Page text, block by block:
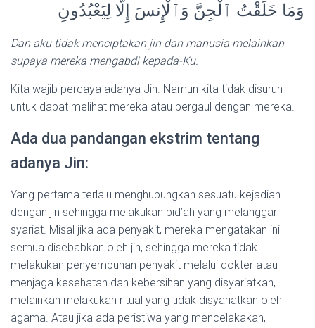
وَمَا خَلَقْتُ ٱلْجِنَّ وَٱلْإِنسَ إِلَّا لِيَعْبُدُونِ
Dan aku tidak menciptakan jin dan manusia melainkan
supaya mereka mengabdi kepada-Ku.
Kita wajib percaya adanya Jin. Namun kita tidak disuruh
untuk dapat melihat mereka atau bergaul dengan mereka.
Ada dua pandangan ekstrim tentang
adanya Jin:
Yang pertama terlalu menghubungkan sesuatu kejadian
dengan jin sehingga melakukan bid’ah yang melanggar
syariat. Misal jika ada penyakit, mereka mengatakan ini
semua disebabkan oleh jin, sehingga mereka tidak
melakukan penyembuhan penyakit melalui dokter atau
menjaga kesehatan dan kebersihan yang disyariatkan,
melainkan melakukan ritual yang tidak disyariatkan oleh
agama. Atau jika ada peristiwa yang mencelakakan,